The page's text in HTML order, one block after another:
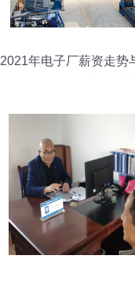
2021年电子厂薪资走势